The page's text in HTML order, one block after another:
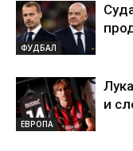
ФУДБАЛ
ЕВРОПА
и